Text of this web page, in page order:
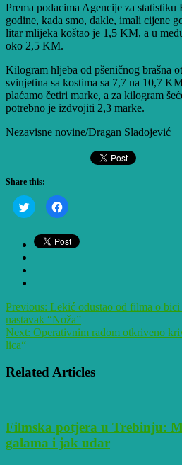
Prema podacima Agencije za
godine, kada smo, dakle, imali cijene
litar mlijeka koštao je 1,5 KM, a u
oko 2,5 KM.
Kilogram hljeba od pšeničnog brašna
svinjetina sa kostima sa 7,7 na 10,7
plaćamo četiri marke, a za kilogram
potrebno je izdvojiti 2,3 marke.
Nezavisne novine/Dragan Sladojević
Share this:
Click
to
share
Twitter
(Opens
Click
to
Facebook
(Opens
Previous: Lekić odustao od filma o bici
nastavak “Noža”
Next: Operativnim radom otkriveno
lica“
Related Articles
Filmska potjera u Trebinju:
galama i jak udar